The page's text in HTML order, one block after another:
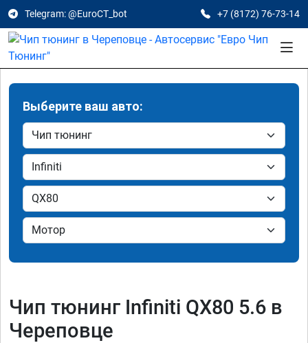
Telegram: @EuroCT_bot +7 (8172) 76-73-14
Выберите ваш авто:
Чип тюнинг Infiniti QX80 5.6 в
Череповце